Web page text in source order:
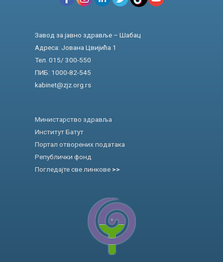
Завод за јавно здравље – Шабац
Адреса: Јована Цвијића 1
Тел. 015/ 300-550
ПИБ: 1000-82-545
kabinet@zjz.org.rs
Министарство здравља
Институт Батут
Портал отворених података
Републички фонд
Погледајте све линкове >>